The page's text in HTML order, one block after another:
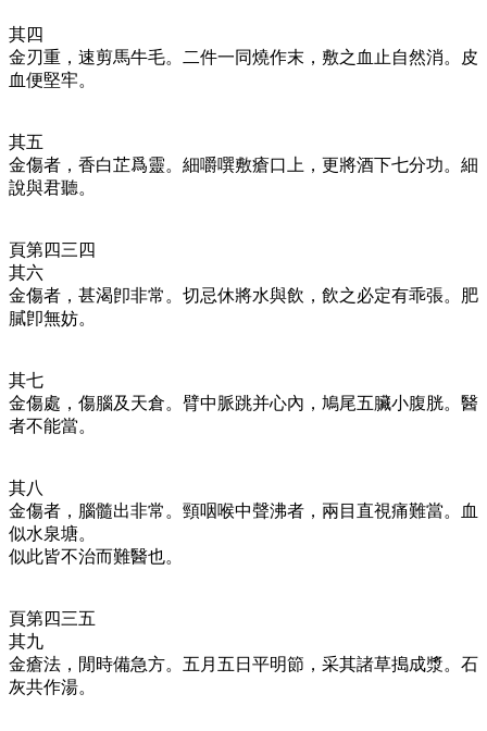
其四
金刃重，速剪馬牛毛。二件一同燒作末，敷之血止自然消。皮
血便堅牢。
其五
金傷者，香白芷爲靈。細嚼噀敷瘡口上，更將酒下七分功。細
說與君聽。
頁第四三四
其六
金傷者，甚渴卽非常。切忌休將水與飲，飲之必定有乖張。肥
膩卽無妨。
其七
金傷處，傷腦及天倉。臂中脈跳并心內，鳩尾五臟小腹胱。醫
者不能當。
其八
金傷者，腦髓出非常。頸咽喉中聲沸者，兩目直視痛難當。血
似水泉塘。
似此皆不治而難醫也。
頁第四三五
其九
金瘡法，閒時備急方。五月五日平明節，采其諸草搗成漿。石
灰共作湯。